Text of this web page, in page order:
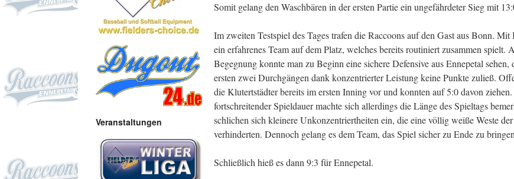
Somit gelang den Waschbären in der ersten Partie ein ungefährdeter Sieg mit
Im zweiten Testspiel des Tages trafen die Raccoons auf den Gast aus Bonn. Mit
ein erfahrenes Team auf dem Platz, welches bereits routiniert zusammen spielt.
Begegnung konnte man zu Beginn eine sichere Defensive aus Ennepetal sehen,
ersten zwei Durchgängen dank konzentrierter Leistung keine Punkte zuließ.
die Klutertstädter bereits im ersten Inning vor und konnten auf 5:0 davon
fortschreitender Spieldauer machte sich allerdings die Länge des Spieltags
schlichen sich kleinere Unkonzentriertheiten ein, die eine völlig weiße Weste
verhinderten. Dennoch gelang es dem Team, das Spiel sicher zu Ende zu
Schließlich hieß es dann 9:3 für Ennepetal.
Veranstaltungen